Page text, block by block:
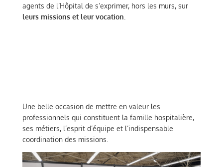
agents de l’Hôpital de s’exprimer, hors les murs, sur
leurs missions et leur vocation.
Une belle occasion de mettre en valeur les
professionnels qui constituent la famille hospitalière,
ses métiers, l’esprit d’équipe et l’indispensable
coordination des missions.